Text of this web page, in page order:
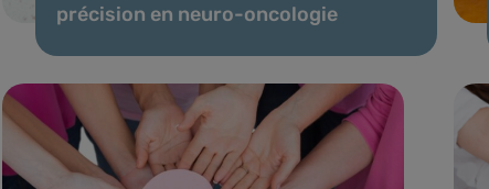
précision en neuro-oncologie